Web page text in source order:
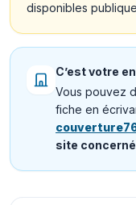
disponibles
C’est votre
Vous pouvez
fiche en
site